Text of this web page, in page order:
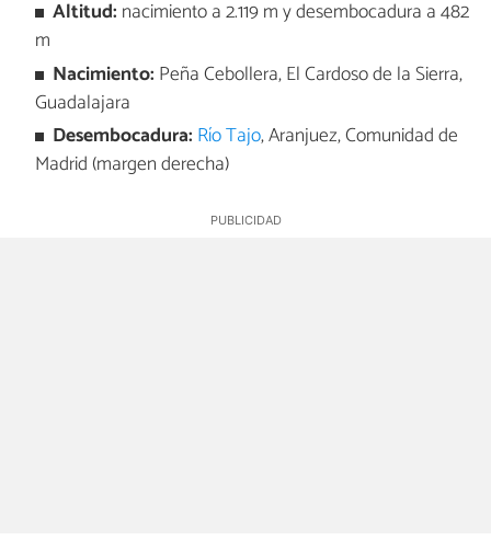
Altitud: nacimiento a 2.119 m y desembocadura a 482
m
Nacimiento: Peña Cebollera, El Cardoso de la Sierra,
Guadalajara
Desembocadura: Río Tajo, Aranjuez, Comunidad de
Madrid (margen derecha)